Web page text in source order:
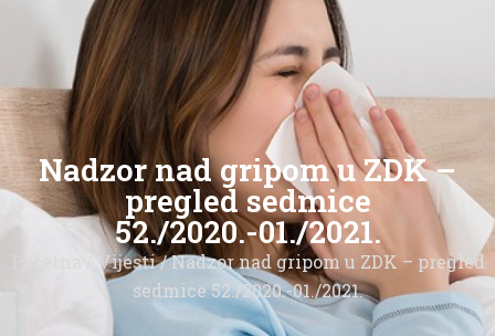
Nadzor nad gripom u ZDK –
pregled sedmice
52./2020.-01./2021.
Vijesti/ Nadzor nad gripom u ZDK – pregled
sedmice 52./2020.-01./2021.